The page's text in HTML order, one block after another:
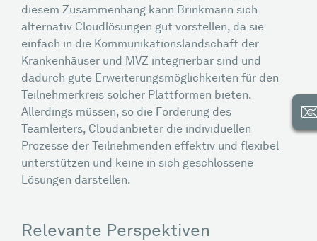
diesem Zusammenhang kann Brinkmann sich
alternativ Cloudlösungen gut vorstellen, da sie
einfach in die Kommunikationslandschaft der
Krankenhäuser und MVZ integrierbar sind und
dadurch gute Erweiterungsmöglichkeiten für den
Teilnehmerkreis solcher Plattformen bieten.
Allerdings müssen, so die Forderung des
Teamleiters, Cloudanbieter die individuellen
Prozesse der Teilnehmenden effektiv und flexibel
unterstützen und keine in sich geschlossene
Lösungen darstellen.
Relevante Perspektiven